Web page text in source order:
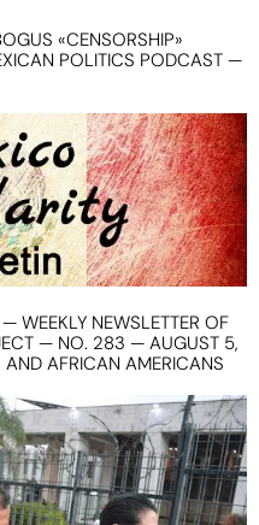
«CENSORSHIP»
POLITICS PODCAST —
WEEKLY NEWSLETTER OF
— NO. 283 — AUGUST 5,
AFRICAN AMERICANS